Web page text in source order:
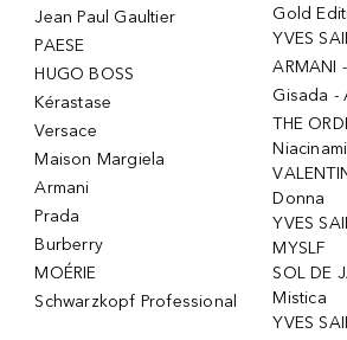
Jean Paul Gaultier
PAESE
HUGO BOSS
Kérastase
Versace
Maison Margiela
Armani
Prada
Burberry
MOÉRIE
Schwarzkopf Professional
Gold
YVES
ARMANI
Gisada -
THE
Donna
YVES
MYSLF
SOL DE
Mistica
YVES